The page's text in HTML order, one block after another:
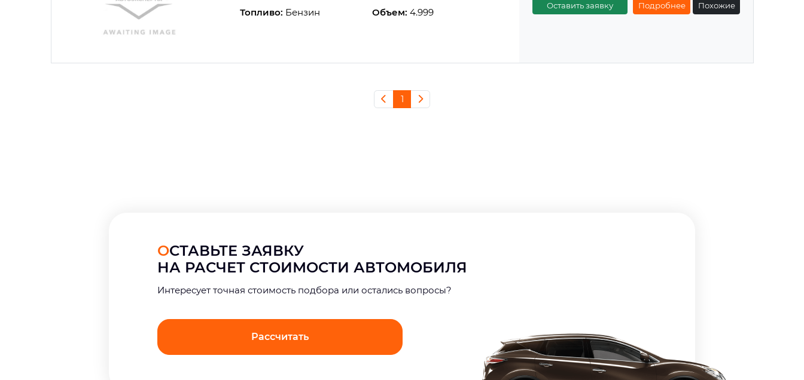
Топливо: Бензин Объем: 4.999
Оставить заявку Подробнее Похожие
1
ОСТАВЬТЕ ЗАЯВКУ
НА РАСЧЕТ СТОИМОСТИ АВТОМОБИЛЯ
Интерeсует точная стоимость подбора или остались вопросы?
Рассчитать